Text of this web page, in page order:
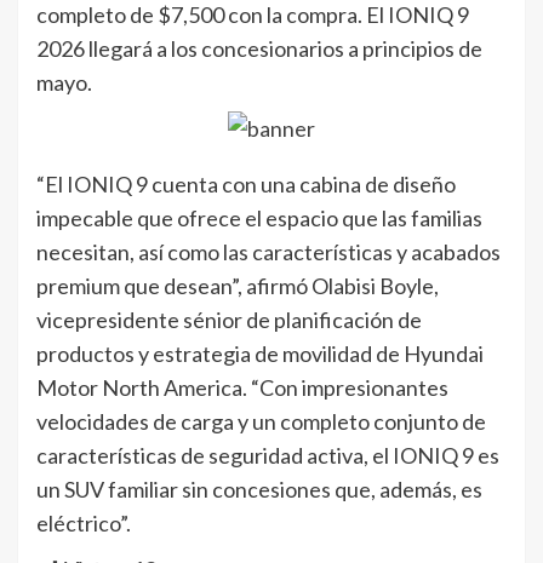
completo de $7,500 con la compra. El IONIQ 9
2026 llegará a los concesionarios a principios de
mayo.
“El IONIQ 9 cuenta con una cabina de diseño
impecable que ofrece el espacio que las familias
necesitan, así como las características y acabados
premium que desean”, afirmó Olabisi Boyle,
vicepresidente sénior de planificación de
productos y estrategia de movilidad de Hyundai
Motor North America. “Con impresionantes
velocidades de carga y un completo conjunto de
características de seguridad activa, el IONIQ 9 es
un SUV familiar sin concesiones que, además, es
eléctrico”.